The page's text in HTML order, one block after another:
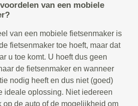
van een mobiele
van een mobiele fietsenmaker is
fietsenmaker toe hoeft, maar dat
u toe komt. U hoeft dus geen
de fietsenmaker en wanneer
nodig heeft en dus niet (goed)
ideale oplossing. Niet iedereen
op de auto of de mogelijkheid om